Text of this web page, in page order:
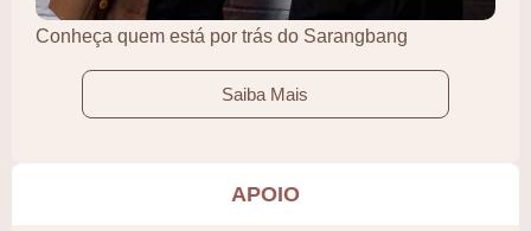
Conheça quem está por trás do Sarangbang
Saiba Mais
APOIO